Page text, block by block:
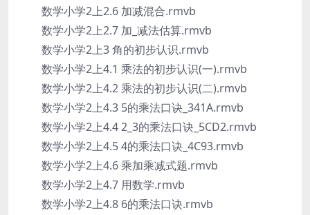
数学小学2上2.6 加减混合.rmvb
数学小学2上2.7 加_减法估算.rmvb
数学小学2上3 角的初步认识.rmvb
数学小学2上4.1 乘法的初步认识(一).rmvb
数学小学2上4.2 乘法的初步认识(二).rmvb
数学小学2上4.3 5的乘法口诀_341A.rmvb
数学小学2上4.4 2_3的乘法口诀_5CD2.rmvb
数学小学2上4.5 4的乘法口诀_4C93.rmvb
数学小学2上4.6 乘加乘减式题.rmvb
数学小学2上4.7 用数学.rmvb
数学小学2上4.8 6的乘法口诀.rmvb